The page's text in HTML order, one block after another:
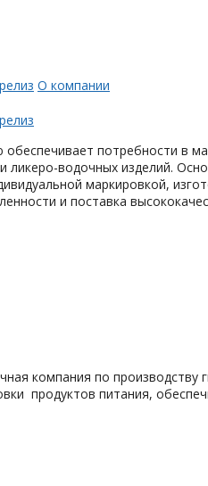
О компании
потребности в
водочных изделий.
маркировкой,
и поставка
компания по производству
продуктов питания,